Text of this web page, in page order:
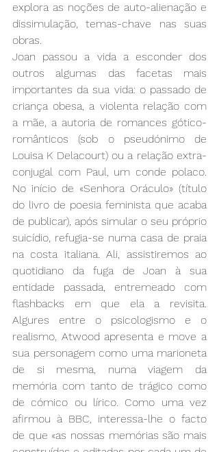
explora as noções de auto-alienação e
dissimulação, temas-chave nas suas
obras.
Joan passou a vida a esconder dos
outros algumas das facetas mais
importantes da sua vida: o passado de
criança obesa, a violenta relação com
a mãe, a autoria de romances gótico-
românticos (sob o pseudónimo de
Louisa K Delacourt) ou a relação extra-
conjugal com Paul, um conde polaco.
No início de «Senhora Oráculo» (título
do livro de poesia feminista que acaba
de publicar), após simular o seu próprio
suicídio, refugia-se numa casa de praia
na costa italiana. Ali, assistiremos ao
quotidiano da fuga de Joan à sua
entidade passada, entremeado com
flashbacks em que ela a revisita.
Algures entre o psicologismo e o
realismo, Atwood apresenta e move a
sua personagem como uma marioneta
de si mesma, numa viagem da
memória com tanto de trágico como
de cómico ou lírico. Como uma vez
afirmou à BBC, interessa-lhe o facto
de que «as nossas memórias são mais